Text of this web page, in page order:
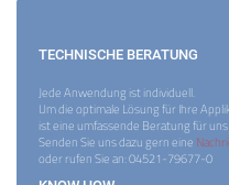
TECHNISCHE BERATUNG
Jede Anwendung ist individuell.
Um die optimale Lösung für Ihre
ist eine umfassende Beratung für
Senden Sie uns dazu gern eine
oder rufen Sie an: 04521-79677-0